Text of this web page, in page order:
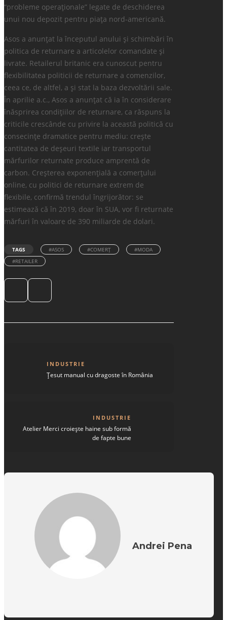
“probleme operaționale” legate de deschiderea
unui nou depozit pentru piața nord-americană.
Asos a anunțat la începutul anului și schimbări în
politica de returnare a articolelor comandate și
livrate. Retailerul britanic era cunoscut pentru
flexibilitatea politicii de returnare a comenzilor,
ceea ce, de altfel, a și stat la baza dezvoltării sale.
În aprilie a.c., Asos a anunțat că ia în considerare
înăsprirea condițiilor de returnare, ca răspuns la
criticile crescânde cu privire la această politică cu
consecințe dramatice pentru mediu: crește
cantitatea de deșeuri textile iar transportul
mărfurilor returnate produce amprentă de
carbon. Creșterea exponențială a comerțului
online, cu politici de returnare extrem de
flexibile, confirmă trendul îngrijorător: se
estimează că în 2019, doar în SUA, vor fi returnate
mărfuri în valoare de 390 miliarde de dolari.
TAGS #ASOS #COMERŢ
#MODA
#RETAILER
INDUSTRIE
Țesut manual cu dragoste în România
INDUSTRIE
Atelier Merci croiește haine sub formă
de fapte bune
Andrei Pena